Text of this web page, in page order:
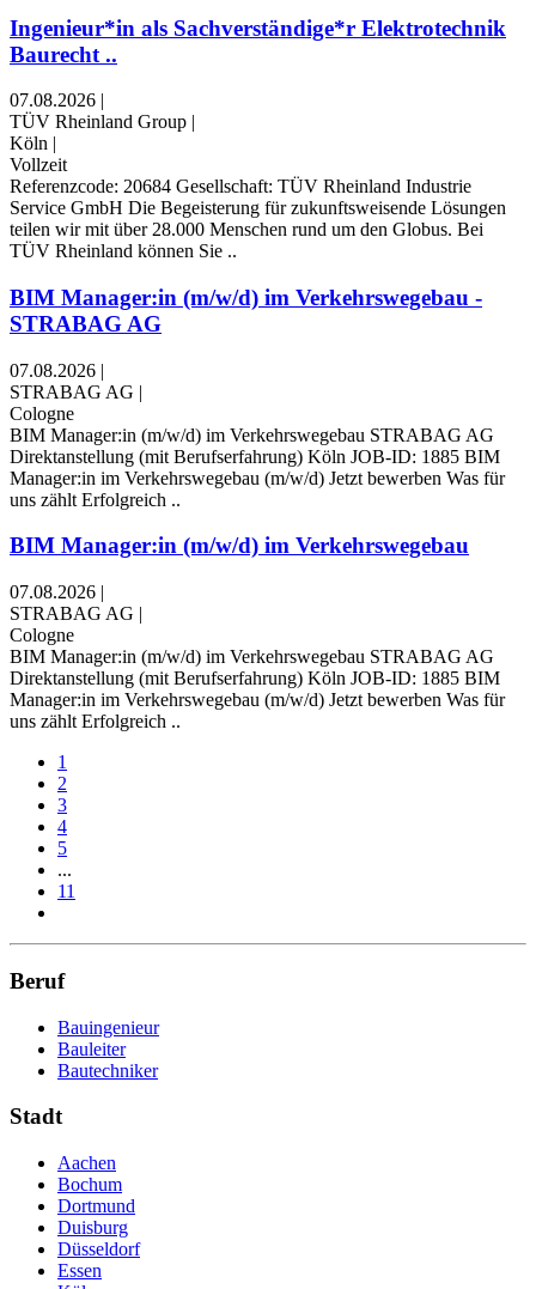
Ingenieur*in als Sachverständige*r Elektrotechnik
Baurecht ..
07.08.2026 |
TÜV Rheinland Group |
Köln |
Vollzeit
Referenzcode: 20684 Gesellschaft: TÜV Rheinland Industrie
Service GmbH Die Begeisterung für zukunftsweisende Lösungen
teilen wir mit über 28.000 Menschen rund um den Globus. Bei
TÜV Rheinland können Sie ..
BIM Manager:in (m/w/d) im Verkehrswegebau -
STRABAG AG
07.08.2026 |
STRABAG AG |
Cologne
BIM Manager:in (m/w/d) im Verkehrswegebau STRABAG AG
Direktanstellung (mit Berufserfahrung) Köln JOB-ID: 1885 BIM
Manager:in im Verkehrswegebau (m/w/d) Jetzt bewerben Was für
uns zählt Erfolgreich ..
BIM Manager:in (m/w/d) im Verkehrswegebau
07.08.2026 |
STRABAG AG |
Cologne
BIM Manager:in (m/w/d) im Verkehrswegebau STRABAG AG
Direktanstellung (mit Berufserfahrung) Köln JOB-ID: 1885 BIM
Manager:in im Verkehrswegebau (m/w/d) Jetzt bewerben Was für
uns zählt Erfolgreich ..
1
2
3
4
5
...
11
Beruf
Bauingenieur
Bauleiter
Bautechniker
Stadt
Aachen
Bochum
Dortmund
Duisburg
Düsseldorf
Essen